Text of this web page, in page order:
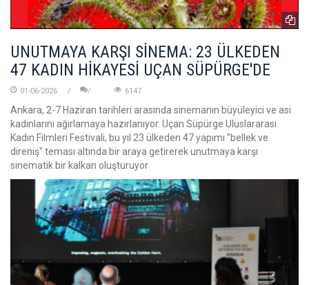
UNUTMAYA KARŞI SİNEMA: 23 ÜLKEDEN
47 KADIN HİKAYESİ UÇAN SÜPÜRGE'DE
01-06-2026 6147
Ankara, 2-7 Haziran tarihleri arasında sinemanın büyüleyici ve asi
kadınlarını ağırlamaya hazırlanıyor. Uçan Süpürge Uluslararası
Kadın Filmleri Festivali, bu yıl 23 ülkeden 47 yapımı "bellek ve
direniş" teması altında bir araya getirerek unutmaya karşı
sinematik bir kalkan oluşturuyor